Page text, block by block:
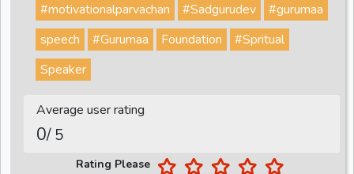
#motivationalparvachan
#Sadgurudev
#gurumaa
speech
#Gurumaa Foundation
#Spritual
Speaker
Average user rating
0/ 5
Rating Please